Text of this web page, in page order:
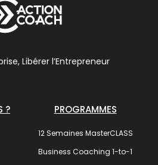
Libérer l’Entrepreneur
? PROGRAMMES
12 Semaines MasterCLASS
Business Coaching 1-to-1